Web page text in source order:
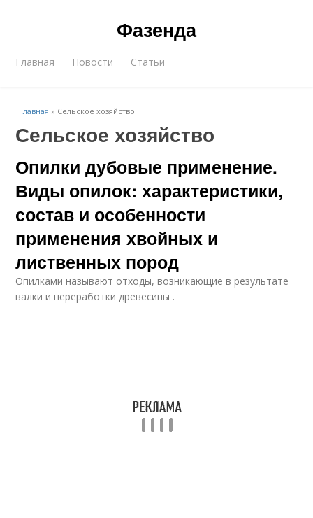
Фазенда
Главная Новости Статьи
Главная » Сельское хозяйство
Сельское хозяйство
Опилки дубовые применение.
Виды опилок: характеристики,
состав и особенности
применения хвойных и
лиственных пород
Опилками называют отходы, возникающие в результате
валки и переработки древесины .